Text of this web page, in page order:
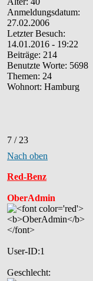
Anmeldungsdatum:
27.02.2006
Letzter Besuch:
14.01.2016 - 19:22
Beiträge: 214
Benutzte Worte: 5698
Themen: 24
Wohnort: Hamburg
7 / 23
Nach oben
Red-Benz
OberAdmin
User-ID:1
Geschlecht: